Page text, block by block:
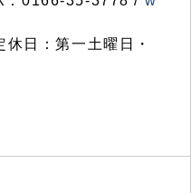
日：第一土曜日・